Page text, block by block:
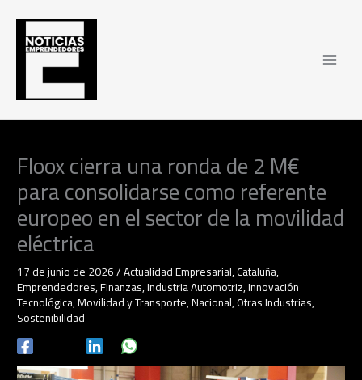
contenido
Floox cierra una ronda de 2 M€
para consolidarse como referente
europeo en el sector de la movilidad
eléctrica
17 de junio de 2026/Actualidad Empresarial,Cataluña,
Emprendedores,Finanzas,Industria Automotriz,Innovación
Tecnológica,Movilidad y Transporte,Nacional,Otras Industrias,
Sostenibilidad